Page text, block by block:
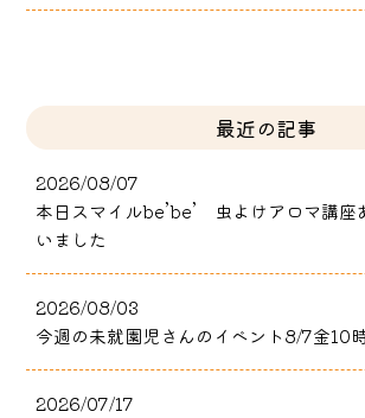
最近の記事
2026/08/07
本日スマイルbe’be’ 虫よけアロマ講座
いました
2026/08/03
今週の未就園児さんのイベント8/7金10
2026/07/17